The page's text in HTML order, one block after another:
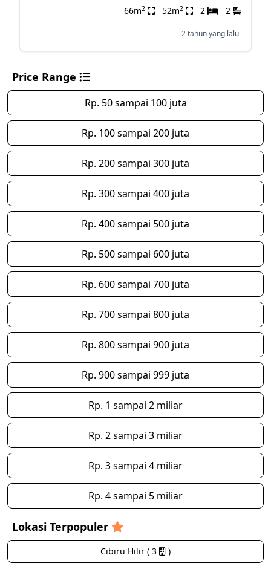
66m2 52m2 2 2
2 tahun yang lalu
Price Range
Rp. 50 sampai 100 juta
Rp. 100 sampai 200 juta
Rp. 200 sampai 300 juta
Rp. 300 sampai 400 juta
Rp. 400 sampai 500 juta
Rp. 500 sampai 600 juta
Rp. 600 sampai 700 juta
Rp. 700 sampai 800 juta
Rp. 800 sampai 900 juta
Rp. 900 sampai 999 juta
Rp. 1 sampai 2 miliar
Rp. 2 sampai 3 miliar
Rp. 3 sampai 4 miliar
Rp. 4 sampai 5 miliar
Lokasi Terpopuler
Cibiru Hilir ( 3 )